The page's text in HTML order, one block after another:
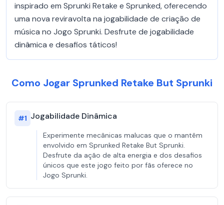
inspirado em Sprunki Retake e Sprunked, oferecendo
uma nova reviravolta na jogabilidade de criação de
música no Jogo Sprunki. Desfrute de jogabilidade
dinâmica e desafios táticos!
Como Jogar Sprunked Retake But Sprunki
#1 Jogabilidade Dinâmica
Experimente mecânicas malucas que o mantêm
envolvido em Sprunked Retake But Sprunki.
Desfrute da ação de alta energia e dos desafios
únicos que este jogo feito por fãs oferece no
Jogo Sprunki.